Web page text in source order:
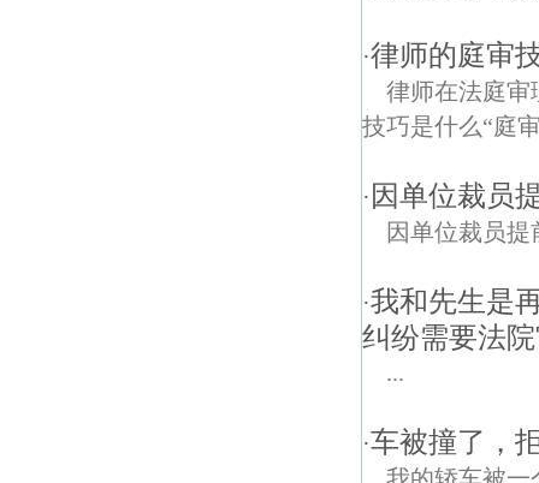
·律师的庭审
律师在法庭审
技巧是什么“庭
· 因单位裁员
因单位裁员
·我和先生是
纠纷需要法
...
·车被撞了，